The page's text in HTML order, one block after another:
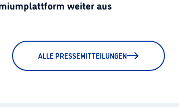
weiter aus
ALLE PRESSEMITTEILUNGEN